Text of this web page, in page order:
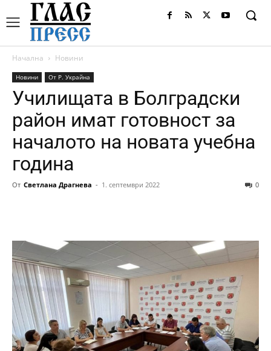
Начална Новини
Новини От Р. Украйна
Училищата в Болградски
район имат готовност за
началото на новата учебна
година
От Светлана Драгнева - 1. септември 2022 0